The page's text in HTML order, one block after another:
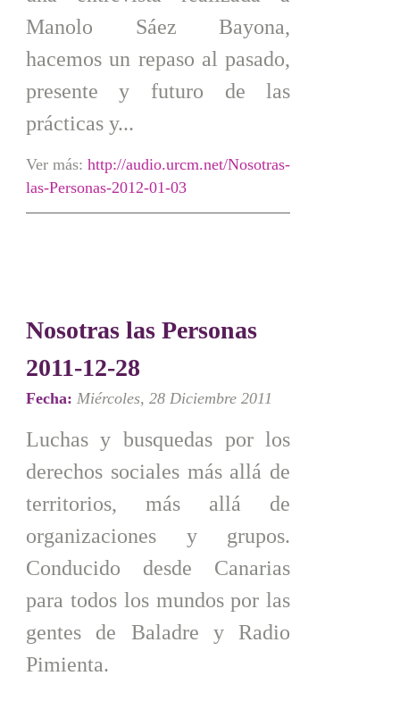
Manolo Sáez Bayona,
hacemos un repaso al pasado,
presente y futuro de las
prácticas y...
Ver más: http://audio.urcm.net/Nosotras-
las-Personas-2012-01-03
Nosotras las Personas
2011-12-28
Fecha: Miércoles, 28 Diciembre 2011
Luchas y busquedas por los
derechos sociales más allá de
territorios, más allá de
organizaciones y grupos.
Conducido desde Canarias
para todos los mundos por las
gentes de Baladre y Radio
Pimienta.